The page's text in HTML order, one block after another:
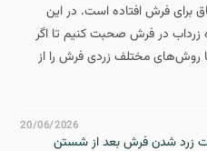
برای فرش افتاده است. در این
زرداب در فرش صحبت کنیم تا اگر
روش‌های مختلف زردی فرش را از
20/06/2026